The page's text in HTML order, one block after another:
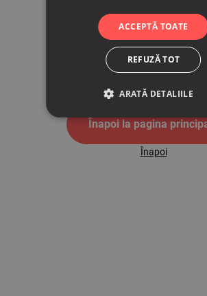
500
Înapoi la pagina
Înapoi
ACCEPTĂ TOATE
REFUZĂ TOT
ARATĂ DETALIILE